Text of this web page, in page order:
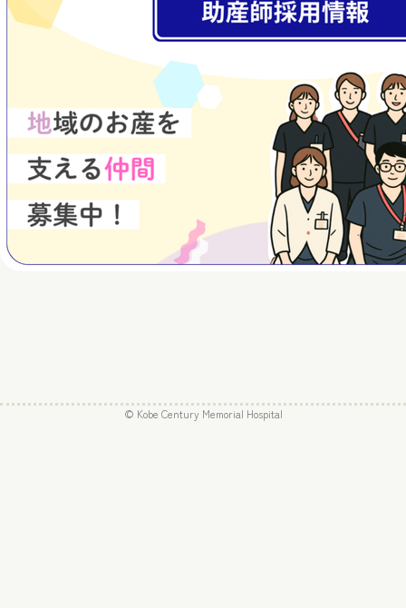
© Kobe Century Memorial Hospital